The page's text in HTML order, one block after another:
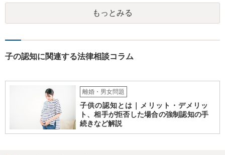
ますので、 養育費を請求できます。 ただ、極端な話相手に収入がなか
ったり、行方不明だったりすると、実際上の回収が難しい可能性はあ
ります。
もっとみる
子の認知に関連する法律相談コラム
離婚・男女問題
子供の認知とは｜メリット・デメリッ
ト、相手が拒否した場合の強制認知の手
続きなど解説